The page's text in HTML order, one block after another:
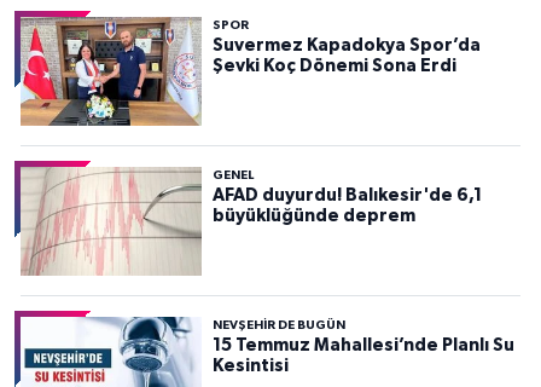
SPOR
Suvermez Kapadokya Spor’da
Şevki Koç Dönemi Sona Erdi
GENEL
AFAD duyurdu! Balıkesir'de 6,1
büyüklüğünde deprem
NEVŞEHIR DE BUGÜN
15 Temmuz Mahallesi’nde Planlı Su
Kesintisi